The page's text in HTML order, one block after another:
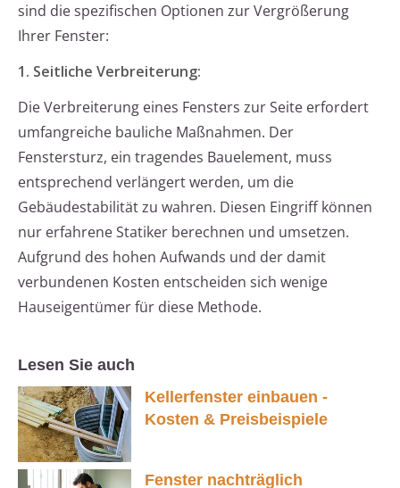
sind die spezifischen Optionen zur Vergrößerung
Ihrer Fenster:
1. Seitliche Verbreiterung:
Die Verbreiterung eines Fensters zur Seite erfordert
umfangreiche bauliche Maßnahmen. Der
Fenstersturz, ein tragendes Bauelement, muss
entsprechend verlängert werden, um die
Gebäudestabilität zu wahren. Diesen Eingriff können
nur erfahrene Statiker berechnen und umsetzen.
Aufgrund des hohen Aufwands und der damit
verbundenen Kosten entscheiden sich wenige
Hauseigentümer für diese Methode.
Lesen Sie auch
Kellerfenster einbauen -
Kosten & Preisbeispiele
Fenster nachträglich